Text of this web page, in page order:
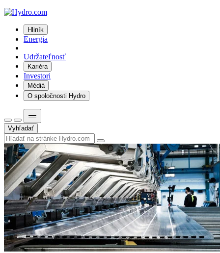
Hliník
Energia
Udržateľnosť
Kariéra
Investori
Médiá
O spoločnosti Hydro
Vyhľadať